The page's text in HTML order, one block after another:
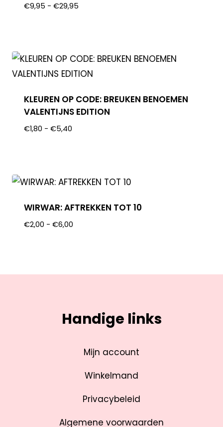
€9,95 - €29,95
KLEUREN OP CODE: BREUKEN BENOEMEN
VALENTIJNS EDITION
€1,80 - €5,40
WIRWAR: AFTREKKEN TOT 10
€2,00 - €6,00
Handige links
Mijn account
Winkelmand
Privacybeleid
Algemene voorwaarden